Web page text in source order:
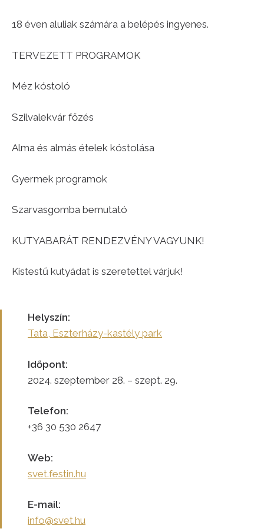
18 éven aluliak számára a belépés ingyenes.
TERVEZETT PROGRAMOK
Méz kóstoló
Szilvalekvár főzés
Alma és almás ételek kóstolása
Gyermek programok
Szarvasgomba bemutató
KUTYABARÁT RENDEZVÉNY VAGYUNK!
Kistestű kutyádat is szeretettel várjuk!
Helyszín:
Tata, Eszterházy-kastély park
Időpont:
2024. szeptember 28. – szept. 29.
Telefon:
+36 30 530 2647
Web:
svet.festin.hu
E-mail:
info@svet.hu